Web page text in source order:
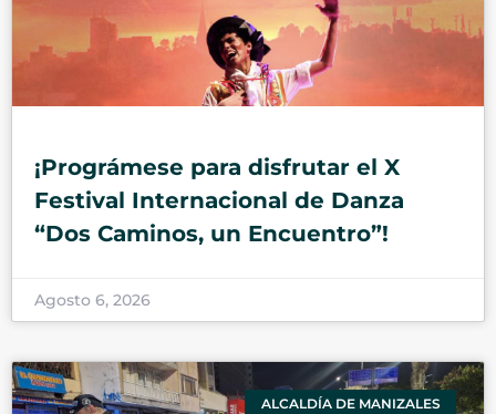
¡Prográmese para disfrutar el X
Festival Internacional de Danza
“Dos Caminos, un Encuentro”!
Agosto 6, 2026
ALCALDÍA DE MANIZALES